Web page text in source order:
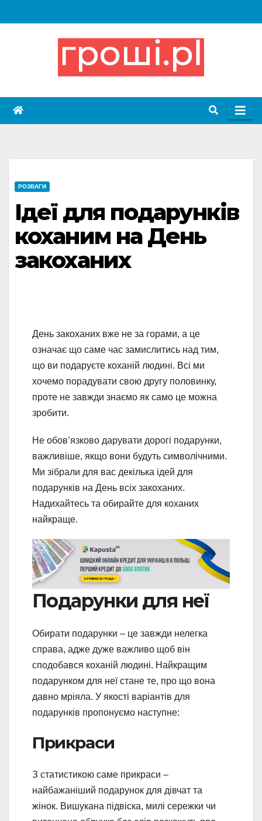
to
РОЗВАГИ
Ідеї для подарунків
коханим на День
закоханих
День закоханих вже не за горами, а це
означає що саме час замислитись над тим,
що ви подаруєте коханій людині. Всі ми
хочемо порадувати свою другу половинку,
проте не завжди знаємо як само це можна
зробити.
Не обов’язково дарувати дорогі подарунки,
важливіше, якщо вони будуть символічними.
Ми зібрали для вас декілька ідей для
подарунків на День всіх закоханих.
Надихайтесь та обирайте для коханих
найкраще.
Подарунки для неї
Обирати подарунки – це завжди нелегка
справа, адже дуже важливо щоб він
сподобався коханій людині. Найкращим
подарунком для неї стане те, про що вона
давно мріяла. У якості варіантів для
подарунків пропонуємо наступне:
Прикраси
З статистикою саме прикраси –
найбажаніший подарунок для дівчат та
жінок. Вишукана підвіска, милі сережки чи